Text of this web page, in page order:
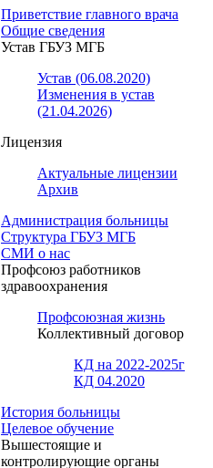
Приветствие главного врача
Общие сведения
Устав ГБУЗ МГБ
Устав (06.08.2020)
Изменения в устав
(21.04.2026)
Лицензия
Актуальные лицензии
Архив
Администрация больницы
Структура ГБУЗ МГБ
СМИ о нас
Профсоюз работников
здравоохранения
Профсоюзная жизнь
Коллективный договор
КД на 2022-2025г
КД 04.2020
История больницы
Целевое обучение
Вышестоящие и
контролирующие органы